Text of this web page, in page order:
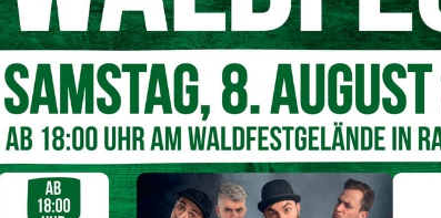
Valentinstag 2025